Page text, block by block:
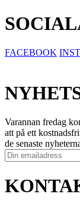
FACEBOOK
Varannan fredag
att på ett
de senaste